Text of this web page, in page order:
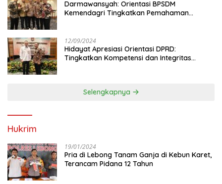
Darmawansyah: Orientasi BPSDM
Kemendagri Tingkatkan Pemahaman
12/09/2024
Hidayat Apresiasi Orientasi DPRD:
Tingkatkan Kompetensi dan Integritas
Selengkapnya
Hukrim
19/01/2024
Pria di Lebong Tanam Ganja di Kebun Karet,
Terancam Pidana 12 Tahun